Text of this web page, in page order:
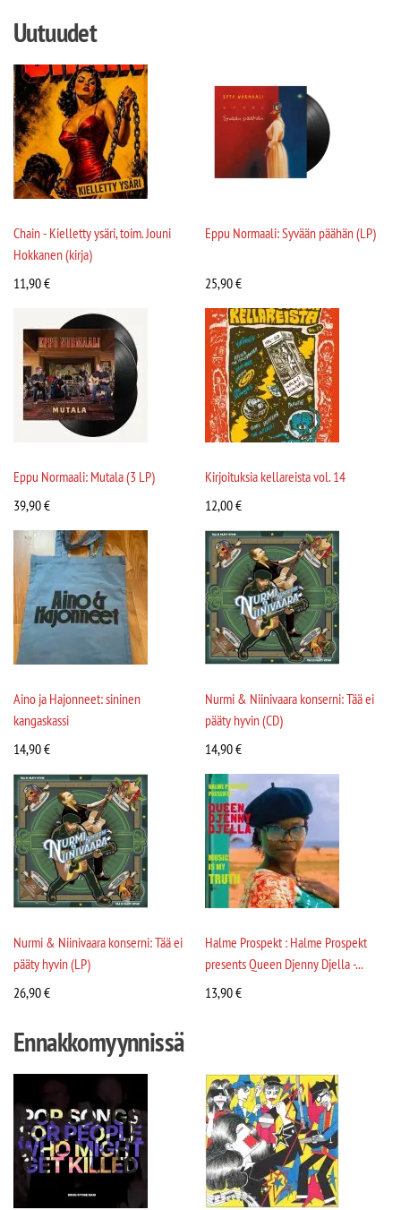
Uutuudet
Chain - Kielletty ysäri, toim. Jouni
Hokkanen (kirja)
11,90€
Eppu Normaali: Syvään päähän (LP)
25,90€
Eppu Normaali: Mutala (3 LP)
39,90€
Kirjoituksia kellareista vol. 14
12,00€
Aino ja Hajonneet: sininen
kangaskassi
14,90€
Nurmi & Niinivaara konserni: Tää ei
pääty hyvin (CD)
14,90€
Nurmi & Niinivaara konserni: Tää ei
pääty hyvin (LP)
26,90€
Halme Prospekt : Halme Prospekt
presents Queen Djenny Djella -...
13,90€
Ennakkomyynnissä